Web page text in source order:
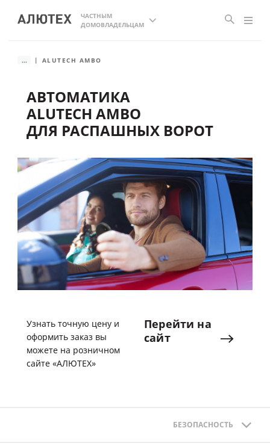
ЧАСТНЫМ
ДОМОВЛАДЕЛЬЦАМ
АВТОМАТИКА
ALUTECH AMBO
ДЛЯ РАСПАШНЫХ ВОРОТ
Узнать точную цену и
оформить заказ вы
можете на розничном
сайте «АЛЮТЕХ»
Перейти на
сайт
... ALUTECH AMBO
БЕЗОПАСНОСТЬ